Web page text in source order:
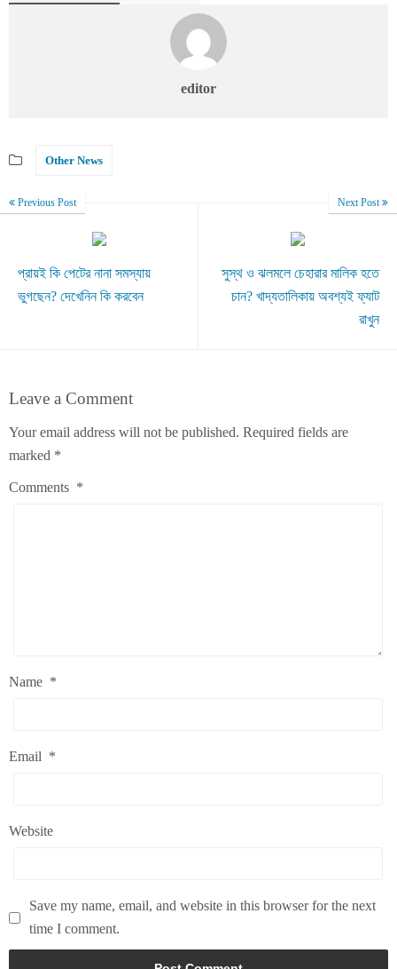
editor
Other News
Previous Post
প্রায়ই কি পেটের নানা সমস্যায়
ভুগছেন? দেখেনিন কি করবেন
Next Post
সুস্থ ও ঝলমলে চেহারার মালিক হতে
চান? খাদ্যতালিকায় অবশ্যই ফ্যাট
রাখুন
Leave a Comment
Your email address will not be published. Required fields are
marked *
Comments *
Name *
Email *
Website
Save my name, email, and website in this browser for the next
time I comment.